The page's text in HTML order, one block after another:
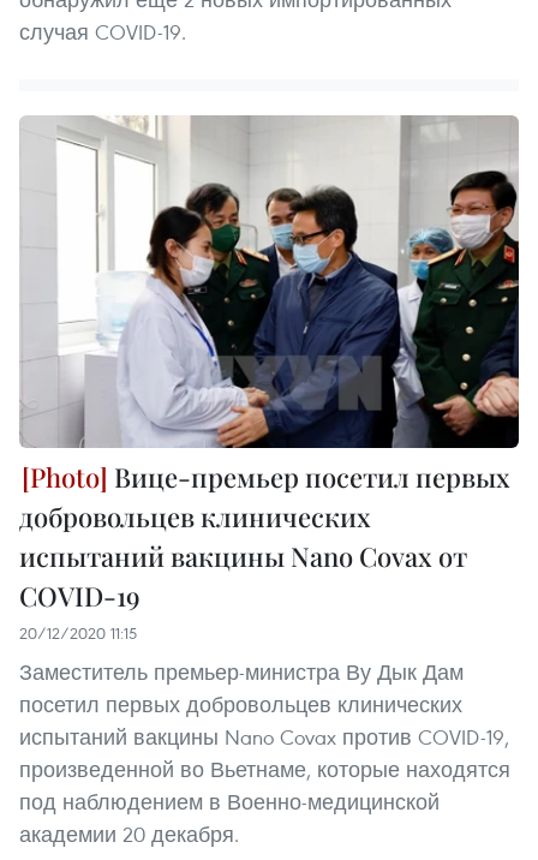
случая COVID-19.
Вице-премьер посетил первых
добровольцев клинических
испытаний вакцины Nano Covax от
COVID-19
20/12/2020 11:15
Заместитель премьер-министра Ву Дык Дам
посетил первых добровольцев клинических
испытаний вакцины Nano Covax против COVID-19,
произведенной во Вьетнаме, которые находятся
под наблюдением в Военно-медицинской
академии 20 декабря.